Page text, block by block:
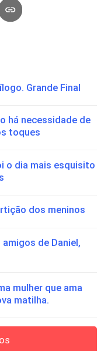
Grande Final
há necessidade de
toques
o dia mais esquisito
dos meninos
amigos de Daniel,
mulher que ama
matilha.